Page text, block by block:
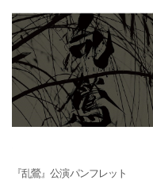
『乱鶯』公演パンフレット